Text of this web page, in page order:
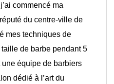
commencé ma
du centre-ville de
mes techniques de
de barbe pendant 5
une équipe de barbiers
dédié à l’art du